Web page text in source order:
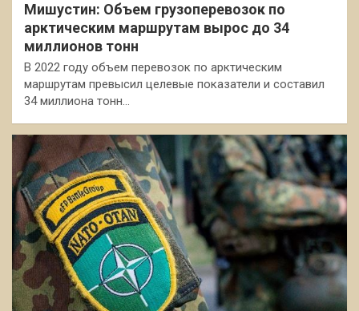
Мишустин: Объем грузоперевозок по
арктическим маршрутам вырос до 34
миллионов тонн
В 2022 году объем перевозок по арктическим
маршрутам превысил целевые показатели и составил
34 миллиона тонн…